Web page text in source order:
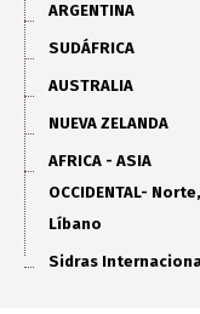
ARGENTINA
SUDÁFRICA
AUSTRALIA
NUEVA ZELANDA
AFRICA - ASIA
OCCIDENTAL- Norte,
Líbano
Sidras